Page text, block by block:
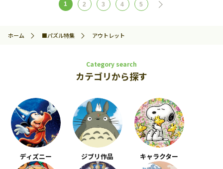
1 2 3 4 5
ホーム ■パズル特集 アウトレット
Category search
カテゴリから探す
ディズニー ジブリ作品 キャラクター